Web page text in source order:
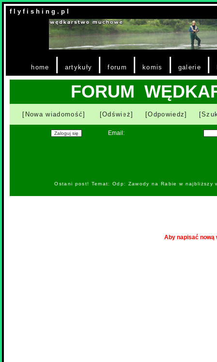
f l y f i s h i n g . p l
home | artykuły |forum | komis | galerie |
FORUM
[Nowa wiadomość] [Odśwież] [Odpowiedz]
Email:
Ostani post! Temat: Odp: Zawody na Rabie w
Aby napisać nową